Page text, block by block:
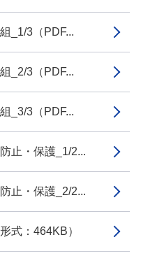
_1/3（PDF...
_2/3（PDF...
_3/3（PDF...
止・保護_1/2...
止・保護_2/2...
式：464KB）